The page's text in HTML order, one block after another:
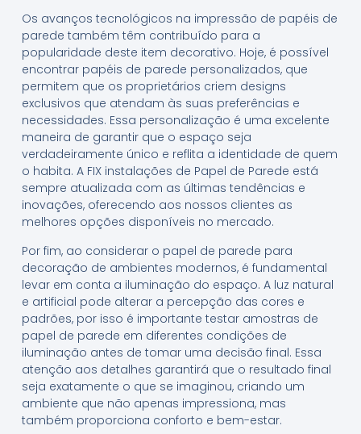
Os avanços tecnológicos na impressão de papéis de
parede também têm contribuído para a
popularidade deste item decorativo. Hoje, é possível
encontrar papéis de parede personalizados, que
permitem que os proprietários criem designs
exclusivos que atendam às suas preferências e
necessidades. Essa personalização é uma excelente
maneira de garantir que o espaço seja
verdadeiramente único e reflita a identidade de quem
o habita. A FIX instalações de Papel de Parede está
sempre atualizada com as últimas tendências e
inovações, oferecendo aos nossos clientes as
melhores opções disponíveis no mercado.
Por fim, ao considerar o papel de parede para
decoração de ambientes modernos, é fundamental
levar em conta a iluminação do espaço. A luz natural
e artificial pode alterar a percepção das cores e
padrões, por isso é importante testar amostras de
papel de parede em diferentes condições de
iluminação antes de tomar uma decisão final. Essa
atenção aos detalhes garantirá que o resultado final
seja exatamente o que se imaginou, criando um
ambiente que não apenas impressiona, mas
também proporciona conforto e bem-estar.